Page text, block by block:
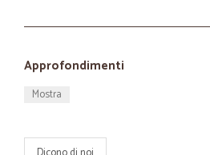
Approfondimenti
Mostra